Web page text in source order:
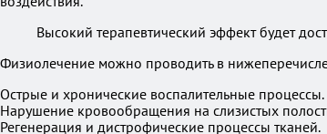
Высокий терапевтический эффект будет
Физиолечение можно проводить в
Острые и хронические воспалительные процессы.
Нарушение кровообращения на слизистых
Регенерация и дистрофические процессы тканей.